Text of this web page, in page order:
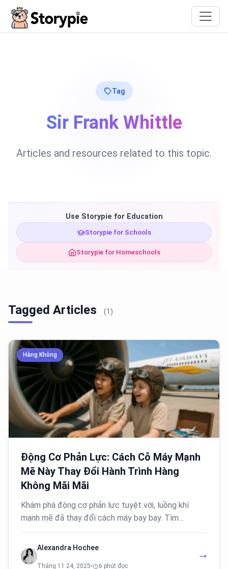
Tag
Sir Frank Whittle
Articles and resources related to this topic.
Use Storypie for Education
Storypie for Schools
Storypie for Homeschools
Tagged Articles (1)
Hàng Không
Động Cơ Phản Lực: Cách Cỗ Máy Mạnh
Mẽ Này Thay Đổi Hành Trình Hàng
Không Mãi Mãi
Khám phá động cơ phản lực tuyệt vời, luồng khí
mạnh mẽ đã thay đổi cách máy bay bay. Tìm…
Alexandra Hochee
Tháng 11 24, 2025• 6 phút đọc